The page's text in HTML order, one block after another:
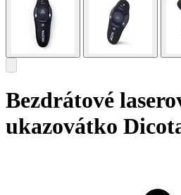
Bezdrátové
ukazovátko